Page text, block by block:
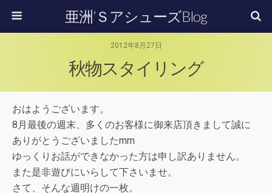
亜洲’ＳアシューズBlog
2012年8月27日
秋物スタイリング
おはようございます。
8月最後の週末、多くのお客様に御来店頂きまして誠に
ありがとうございましたmm
ゆっくりお話ができなかった方は申し訳ありません。
また是非遊びにいらして下さいませ。
さて、そんな週明けの一枚。